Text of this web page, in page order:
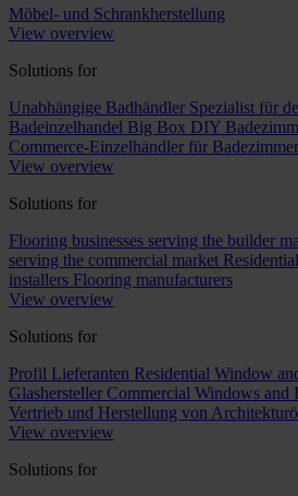
Möbel- und Schrankherstellung
View overview
Solutions for
Unabhängige Badhändler Spezialist für
Badeinzelhandel Big Box DIY
Commerce-Einzelhändler für Badezimmer
View overview
Solutions for
Flooring businesses serving the builder
serving the commercial market
installers Flooring manufacturers
View overview
Solutions for
Profil Lieferanten Residential Window
Glashersteller Commercial Windows and
Vertrieb und Herstellung von
View overview
Solutions for